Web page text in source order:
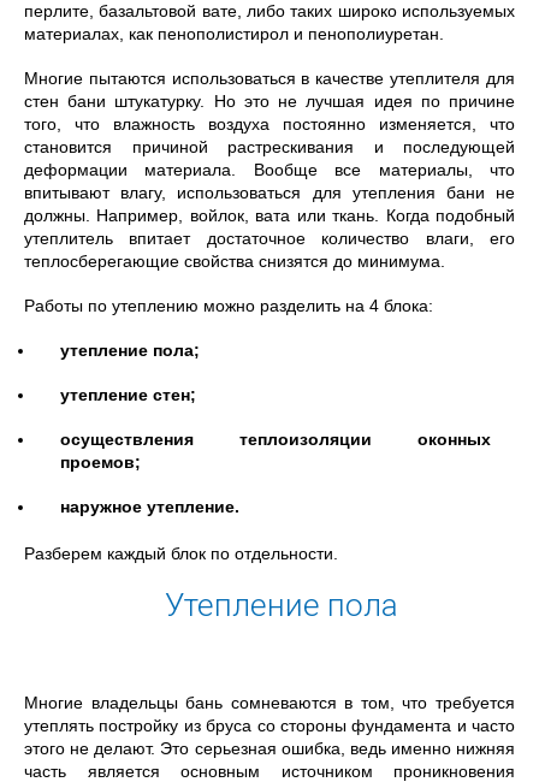
перлите, базальтовой вате, либо таких широко используемых
материалах, как пенополистирол и пенополиуретан.
Многие пытаются использоваться в качестве утеплителя для
стен бани штукатурку. Но это не лучшая идея по причине
того, что влажность воздуха постоянно изменяется, что
становится причиной растрескивания и последующей
деформации материала. Вообще все материалы, что
впитывают влагу, использоваться для утепления бани не
должны. Например, войлок, вата или ткань. Когда подобный
утеплитель впитает достаточное количество влаги, его
теплосберегающие свойства снизятся до минимума.
Работы по утеплению можно разделить на 4 блока:
утепление пола;
утепление стен;
осуществления теплоизоляции оконных
проемов;
наружное утепление.
Разберем каждый блок по отдельности.
Утепление пола
Многие владельцы бань сомневаются в том, что требуется
утеплять постройку из бруса со стороны фундамента и часто
этого не делают. Это серьезная ошибка, ведь именно нижняя
часть является основным источником проникновения